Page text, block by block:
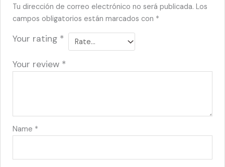
Tu dirección de correo electrónico no será publicada. Los
campos obligatorios están marcados con *
Your rating *
Your review *
Name *